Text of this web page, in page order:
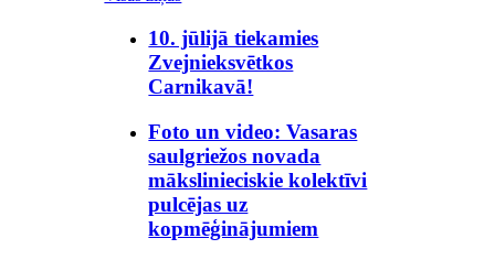
10. jūlijā tiekamies
Zvejnieksvētkos
Carnikavā!
Foto un video: Vasaras
saulgriežos novada
mākslinieciskie kolektīvi
pulcējas uz
kopmēģinājumiem